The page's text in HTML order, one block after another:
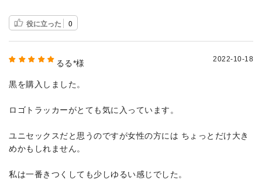
役に立った 0
るる*様 2022-10-18
黒を購入しました。
ロゴトラッカーがとても気に入っています。
ユニセックスだと思うのですが女性の方には ちょっとだけ大き
めかもしれません。
私は一番きつくしても少しゆるい感じでした。